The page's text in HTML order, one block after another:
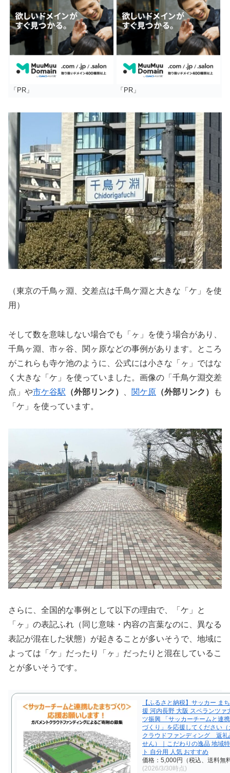
「PR」 「PR」
（東京の千鳥ヶ淵、交差点は千鳥ケ淵と大きな「ケ」を使
用）
そして数を意味しない場合でも「ヶ」を使う場合があり、
千鳥ヶ淵、市ヶ谷、関ヶ原などの事例があります。ところ
がこれらも寺ケ池のように、公式には小さな「ヶ」ではな
く大きな「ケ」を使っていました。画像の「千鳥ケ淵交差
点」や市ケ谷駅 （外部リンク） 関ケ原 （外部リンク）
も
「ケ」を使っています。
さらに、全国的な事例として以下の理由で、「ケ」と
「ヶ」の表記ふれ（同じ意味・内容の言葉なのに、異なる
表記が混在した状態）が起きることが多いそうで、地域に
よっては「ケ」だったり「ヶ」だったりと混在しているこ
とが多いそうです。
【ふるさと納税】サッカー ま
援 河内長野 大阪 スペランツァ
ツ振興 「サッカーチームと連
づくり」を応援してください
クラウドファンディング 返礼
せん）｜こだわりの逸品 地域
ト 自分用 人気 おすすめ
価格：5,000円（税込、送料無
(2026/3/30時点)